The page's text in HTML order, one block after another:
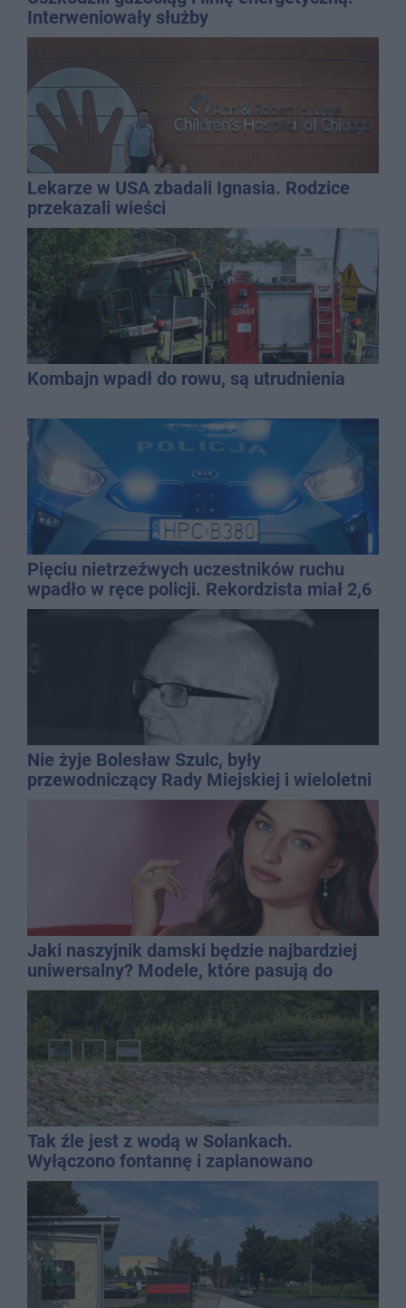
Interweniowały służby
Lekarze w USA zbadali Ignasia. Rodzice
przekazali wieści
Kombajn wpadł do rowu, są utrudnienia
Pięciu nietrzeźwych uczestników ruchu
wpadło w ręce policji. Rekordzista miał 2,6
promila
Nie żyje Bolesław Szulc, były
przewodniczący Rady Miejskiej i wieloletni
dyrektor SP 14
Jaki naszyjnik damski będzie najbardziej
uniwersalny? Modele, które pasują do
wielu stylizacji
Tak źle jest z wodą w Solankach.
Wyłączono fontannę i zaplanowano
dolewkę